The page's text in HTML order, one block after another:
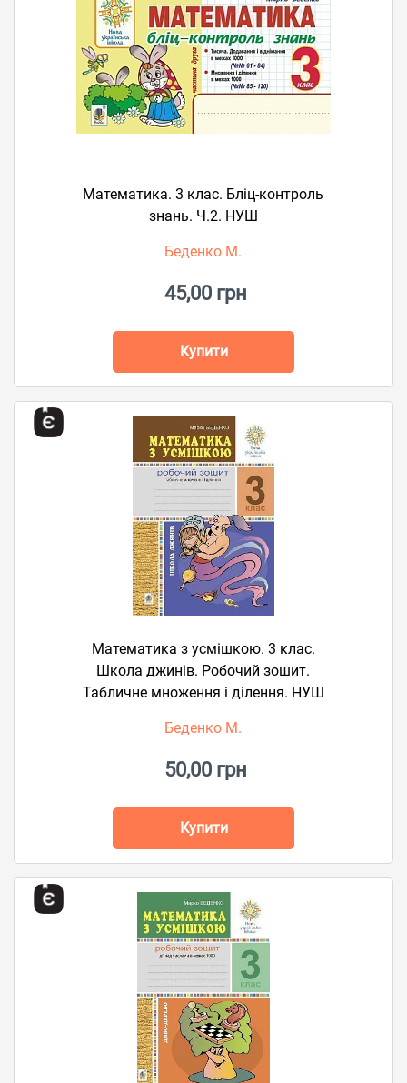
Математика. 3 клас. Бліц-контроль
знань. Ч.2. НУШ
Беденко М.
45,00 грн
Купити
Математика з усмішкою. 3 клас.
Школа джинів. Робочий зошит.
Табличне множення і ділення. НУШ
Беденко М.
50,00 грн
Купити